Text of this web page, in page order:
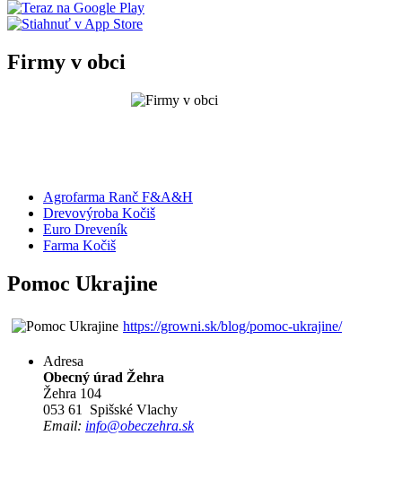
Firmy v obci
Agrofarma Ranč F&A&H
Drevovýroba Kočiš
Euro Dreveník
Farma Kočiš
Pomoc Ukrajine
https://growni.sk/blog/pomoc-ukrajine/
Adresa
Obecný úrad Žehra
Žehra 104
053 61 Spišské Vlachy
Email: info@obeczehra.sk